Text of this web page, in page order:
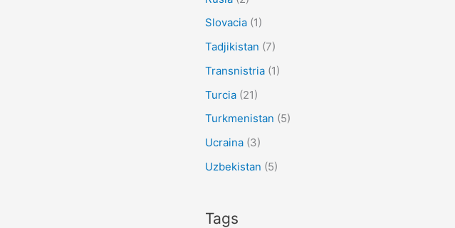
Slovacia(1)
Tadjikistan (7)
Transnistria(1)
Turcia(21)
Turkmenistan (5)
Ucraina(3)
Uzbekistan (5)
Tags